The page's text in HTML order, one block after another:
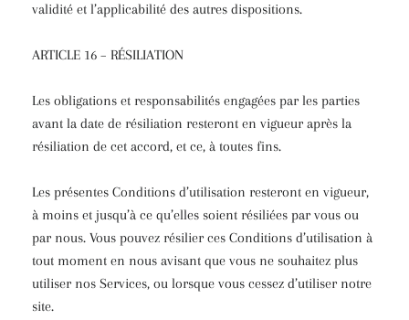
validité et l’applicabilité des autres dispositions.
ARTICLE 16 – RÉSILIATION
Les obligations et responsabilités engagées par les parties
avant la date de résiliation resteront en vigueur après la
résiliation de cet accord, et ce, à toutes fins.
Les présentes Conditions d’utilisation resteront en vigueur,
à moins et jusqu’à ce qu’elles soient résiliées par vous ou
par nous. Vous pouvez résilier ces Conditions d’utilisation à
tout moment en nous avisant que vous ne souhaitez plus
utiliser nos Services, ou lorsque vous cessez d’utiliser notre
site.